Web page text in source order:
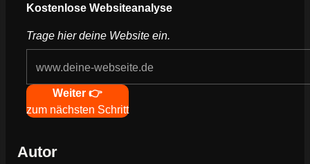
Kostenlose Websiteanalyse
Trage hier deine Website ein.
NavigationWeiter 👉
zum nächsten Schritt
Autor